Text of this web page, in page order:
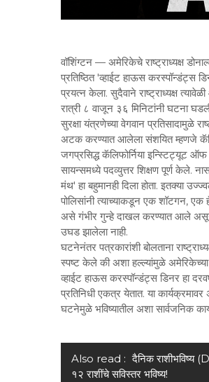
वॉशिंग्टन — अमेरिकेचे राष्ट्राध्यक्ष
प्रतिष्ठित 'व्हाईट हाऊस करस्पॉन्डंट्स
प्रयत्न केला. सुदैवाने राष्ट्राध्यक्ष
रात्री ८ वाजून ३६ मिनिटांनी घटना
सुरक्षा यंत्रणेच्या वेगवान प्रतिसादामुळे
अटक करण्यात आलेला संशयित म्हणजे
जगप्रसिद्ध कॅलिफोर्निया इन्स्टिट्यूट
सायन्समध्ये पदव्युत्तर शिक्षण पूर्ण केले.
मंथ' हा बहुमानही दिला होता. इतक्या
पोलिसांनी त्याच्याकडून एक शॉटगन,
असे गंभीर गुन्हे दाखल करण्यात आले असून
उघड झालेला नाही.
घटनेनंतर पत्रकारांशी बोलताना
स्पष्ट केले की अशा हल्ल्यांमुळे
व्हाईट हाऊस करस्पॉन्डंट्स डिनर हा
प्रतिनिधी एकत्र येतात. या
घटनेमुळे भविष्यातील अशा सार्वजनिक
Also read : दैनिक राशीभविष्य
१२ राशींचे सविस्तर भविष्य!